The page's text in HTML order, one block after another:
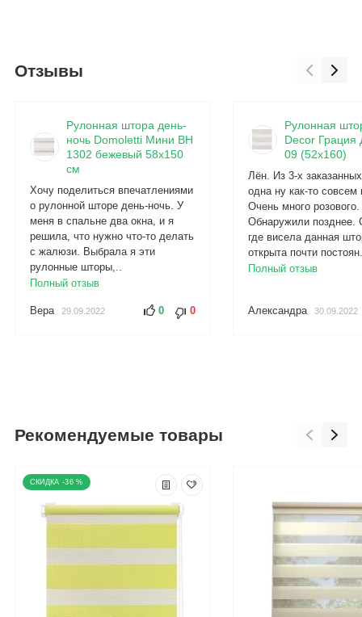
Отзывы
Рулонная штора день-
ночь Domoletti Мини BH
1302 бежевый 58x150
см
Хочу поделиться впечатлениями
о рулонной шторе день-ночь. У
меня в спальне два окна, и я
решила, что нужно что-то делать
с жалюзи. Выбрала я эти
рулонные шторы,..
Полный отзыв
Вера 29.09.2022 0 0
Рулонная
Decor Грация
09 (52x160)
Лён. Из 3-х
одна ну как-то совсем
Очень много розового.
Обнаружили позднее.
где висела данная
открыта почти
Полный отзыв
Александра 30.09.2022
Рекомендуемые товары
-36 %